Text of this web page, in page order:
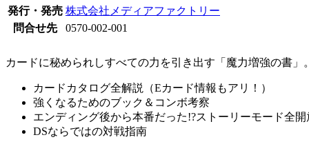
発行・発売 株式会社メディアファクトリー
問合せ先
0570-002-001
カードに秘められしすべての力を引き出す「魔力増強の書」。
カードカタログ全解説（Eカード情報もアリ！）
強くなるためのブック＆コンボ考察
エンディング後から本番だった!?ストーリーモード全開
DSならではの対戦指南